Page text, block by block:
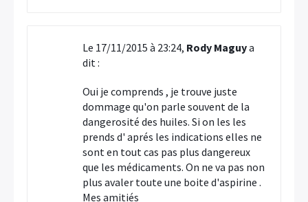
Le 17/11/2015 à 23:24, Rody Maguya
dit :
Oui je comprends , je trouve juste
dommage qu'on parle souvent de la
dangerosité des huiles. Si on les les
prends d' aprés les indications elles ne
sont en tout cas pas plus dangereux
que les médicaments. On ne va pas non
plus avaler toute une boite d'aspirine .
Mes amitiés